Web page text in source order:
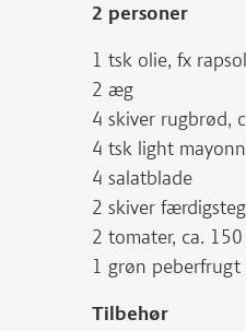
2 personer
1 tsk olie, fx
2 æg
4 skiver rugbrød,
4 tsk light
4 salatblade
2 skiver
2 tomater, ca.
1 grøn peberfrugt
Tilbehør